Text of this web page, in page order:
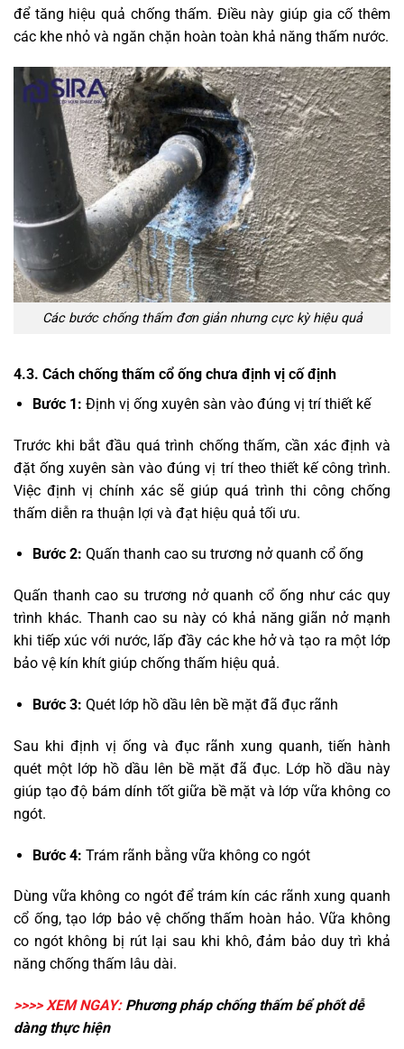
để tăng hiệu quả chống thấm. Điều này giúp gia cố thêm
các khe nhỏ và ngăn chặn hoàn toàn khả năng thấm nước.
Các bước chống thấm đơn giản nhưng cực kỳ hiệu quả
4.3. Cách chống thấm cổ ống chưa định vị cố định
Bước 1: Định vị ống xuyên sàn vào đúng vị trí thiết kế
Trước khi bắt đầu quá trình chống thấm, cần xác định và
đặt ống xuyên sàn vào đúng vị trí theo thiết kế công trình.
Việc định vị chính xác sẽ giúp quá trình thi công chống
thấm diễn ra thuận lợi và đạt hiệu quả tối ưu.
Bước 2: Quấn thanh cao su trương nở quanh cổ ống
Quấn thanh cao su trương nở quanh cổ ống như các quy
trình khác. Thanh cao su này có khả năng giãn nở mạnh
khi tiếp xúc với nước, lấp đầy các khe hở và tạo ra một lớp
bảo vệ kín khít giúp chống thấm hiệu quả.
Bước 3: Quét lớp hồ dầu lên bề mặt đã đục rãnh
Sau khi định vị ống và đục rãnh xung quanh, tiến hành
quét một lớp hồ dầu lên bề mặt đã đục. Lớp hồ dầu này
giúp tạo độ bám dính tốt giữa bề mặt và lớp vữa không co
ngót.
Bước 4: Trám rãnh bằng vữa không co ngót
Dùng vữa không co ngót để trám kín các rãnh xung quanh
cổ ống, tạo lớp bảo vệ chống thấm hoàn hảo. Vữa không
co ngót không bị rút lại sau khi khô, đảm bảo duy trì khả
năng chống thấm lâu dài.
>>>> XEM NGAY:Phương pháp chống thấm bể phốtdễ
dàng thực hiện